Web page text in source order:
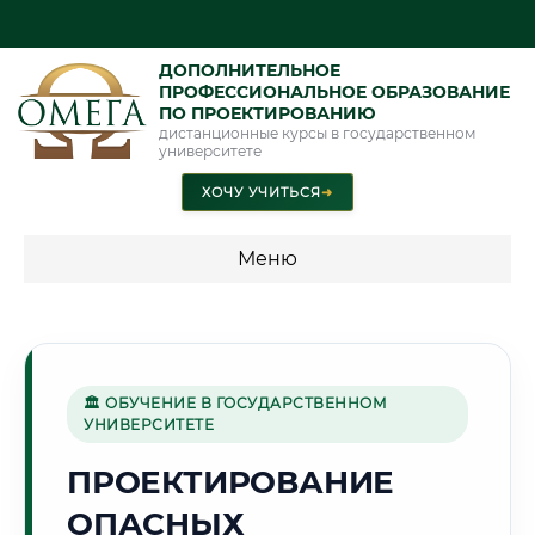
ДОПОЛНИТЕЛЬНОЕ
ПРОФЕССИОНАЛЬНОЕ ОБРАЗОВАНИЕ
ПО ПРОЕКТИРОВАНИЮ
дистанционные курсы в государственном
университете
ХОЧУ УЧИТЬСЯ➜
Меню
🌲
Г. ГОМЕЛЬ
🏛 ОБУЧЕНИЕ В ГОСУДАРСТВЕННОМ
УНИВЕРСИТЕТЕ
ПРОЕКТИРОВАНИЕ
ОПАСНЫХ